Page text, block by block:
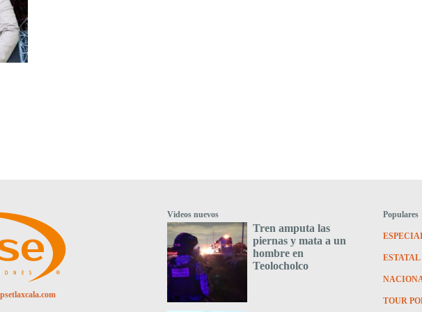
Videos nuevos
Tren amputa las
piernas y mata a un
hombre en
Teolocholco
Populares
ESTATAL
TOUR